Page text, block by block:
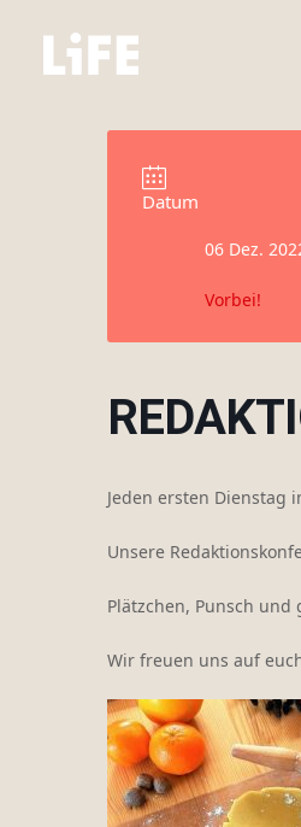
Datum
06 Dez.
Vorbei!
Jeden ersten Dienstag
Unsere
Plätzchen, Punsch
Wir freuen uns auf